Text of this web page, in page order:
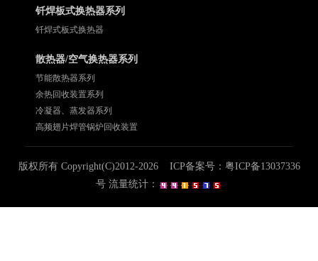
钎焊板式换热器系列
钎焊式板式换热器
散热器/空气换热器系列
节能散热器系列
余热回收装置系列
冷凝器、蒸发器系列
高频翅片焊管锅炉回收装置
版权所有 Copyright(C)2012-2026 ICP备案号： 粤ICP备13037336
号 流量统计：